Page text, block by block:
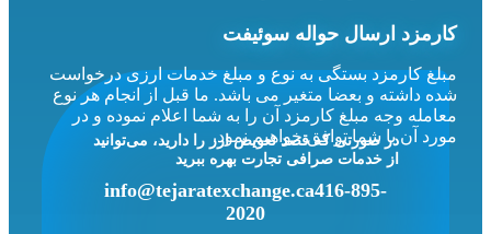
کارمزد ارسال حواله سوئیفت
مبلغ کارمزد بستگی به نوع و مبلغ خدمات ارزی درخواست
شده داشته و بعضا متغیر می باشد. ما قبل از انجام هر نوع
معامله وجه مبلغ کارمزد آن را به شما اعلام نموده و در
مورد آن با شما توافق خواهیم نمود.
در صورتی که قصد تعویض ارز را دارید، می‌توانید
از خدمات صرافی تجارت بهره ببرید
info@tejaratexchange.ca416-895-
2020